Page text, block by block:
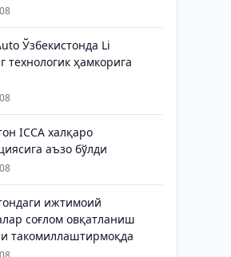
Ўзбекистонда Li
технологик ҳамкорига
ICCA халқаро
аъзо бўлди
ижтимоий
соғлом овқатланиш
такомиллаштирмоқда